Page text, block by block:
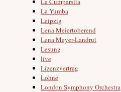
La Yumba
Leipzig
Lena Meiertoberend
Lena Meyer-Landrut
Lesung
live
Lizenzvertrag
Lohne
London Symphony Orchestra